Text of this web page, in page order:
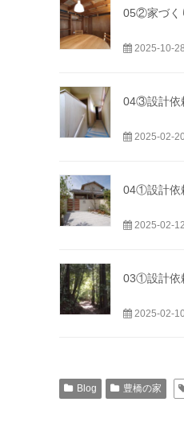
05②家づく
2025-10-28
04③設計依
2025-02-
04①設計依
2025-02-12
03①設計依
2025-02-
Blog 豊橋の家